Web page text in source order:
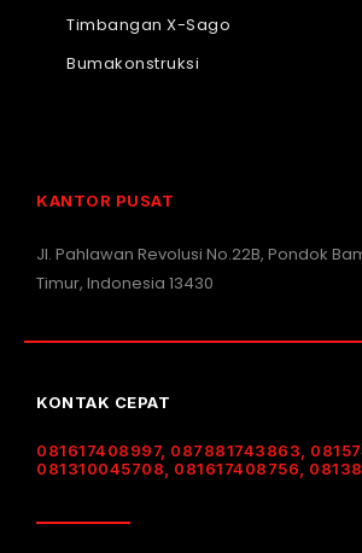
Timbangan X-Sago
Bumakonstruksi
KANTOR PUSAT
Jl. Pahlawan Revolusi No.22B, Pondok
Timur, Indonesia 13430
KONTAK CEPAT
081617408997, 087881743863,
081310045708, 081617408756,